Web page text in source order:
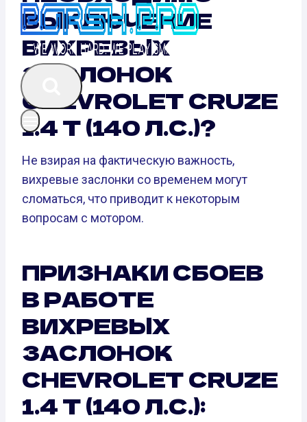
ВЫКЛЮЧЕНИЕ
ВИХРЕВЫХ
ЗАСЛОНОК
CHEVROLET CRUZE
1.4 T (140 Л.С.)?
Не взирая на фактическую важность,
вихревые заслонки со временем могут
сломаться, что приводит к некоторым
вопросам с мотором.
ПРИЗНАКИ СБОЕВ
В РАБОТЕ
ВИХРЕВЫХ
ЗАСЛОНОК
CHEVROLET CRUZE
1.4 T (140 Л.С.):